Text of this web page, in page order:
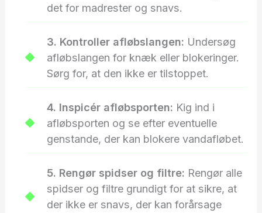
det for madrester og snavs.
3. Kontroller afløbslangen: Undersøg
afløbslangen for knæk eller blokeringer.
Sørg for, at den ikke er tilstoppet.
4. Inspicér afløbsporten: Kig ind i
afløbsporten og se efter eventuelle
genstande, der kan blokere vandafløbet.
5. Rengør spidser og filtre: Rengør alle
spidser og filtre grundigt for at sikre, at
der ikke er snavs, der kan forårsage